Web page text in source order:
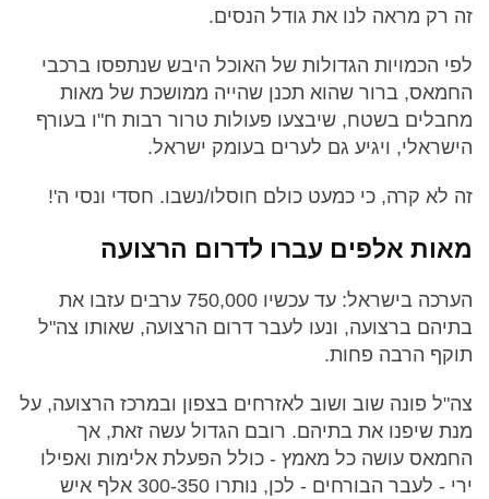
זה רק מראה לנו את גודל הנסים.
לפי הכמויות הגדולות של האוכל היבש שנתפסו ברכבי
החמאס, ברור שהוא תכנן שהייה ממושכת של מאות
מחבלים בשטח, שיבצעו פעולות טרור רבות ח"ו בעורף
הישראלי, ויגיע גם לערים בעומק ישראל.
זה לא קרה, כי כמעט כולם חוסלו/נשבו. חסדי ונסי ה'!
מאות אלפים עברו לדרום הרצועה
הערכה בישראל: עד עכשיו 750,000 ערבים עזבו את
בתיהם ברצועה, ונעו לעבר דרום הרצועה, שאותו צה"ל
תוקף הרבה פחות.
צה"ל פונה שוב ושוב לאזרחים בצפון ובמרכז הרצועה, על
מנת שיפנו את בתיהם. רובם הגדול עשה זאת, אך
החמאס עושה כל מאמץ - כולל הפעלת אלימות ואפילו
ירי - לעבר הבורחים - לכן, נותרו 300-350 אלף איש